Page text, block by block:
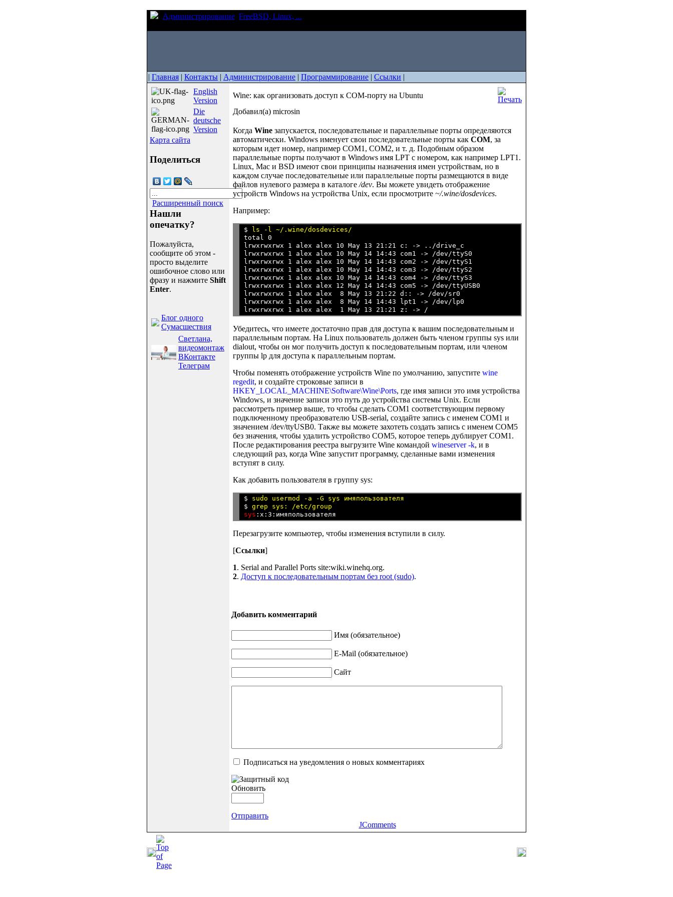
Администрирование FreeBSD, Linux, ...
| Главная | Контакты | Администрирование | Программирование | Ссылки |
English
Version
Die
deutsche
Version
Карта сайта
Поделиться
Расширенный поиск
Нашли
опечатку?
Пожалуйста,
сообщите об этом -
просто выделите
ошибочное слово или
фразу и нажмите Shift
Enter.
Блог одного
Сумасшествия
Светлана,
видеомонтаж
ВКонтакте
Телеграм
Wine: как организовать доступ к COM-порту на Ubuntu
Добавил(а) microsin
Когда Wine запускается, последовательные и параллельные порты определяются
автоматически. Windows именует свои последовательные порты как COM, за
которым идет номер, например COM1, COM2, и т. д. Подобным образом
параллельные порты получают в Windows имя LPT с номером, как например LPT1.
Linux, Mac и BSD имеют свои принципы назначения имен устройствам, но в
каждом случае последовательные или параллельные порты размещаются в виде
файлов нулевого размера в каталоге /dev. Вы можете увидеть отображение
устройств Windows на устройства Unix, если просмотрите ~/.wine/dosdevices.
Например:
$
ls -l ~/.wine/dosdevices/
total 0
lrwxrwxrwx 1 alex alex 10 May 13 21:21 c: -> ../drive_c
lrwxrwxrwx 1 alex alex 10 May 14 14:43 com1 -> /dev/ttyS0
lrwxrwxrwx 1 alex alex 10 May 14 14:43 com2 -> /dev/ttyS1
lrwxrwxrwx 1 alex alex 10 May 14 14:43 com3 -> /dev/ttyS2
lrwxrwxrwx 1 alex alex 10 May 14 14:43 com4 -> /dev/ttyS3
lrwxrwxrwx 1 alex alex 12 May 14 14:43 com5 -> /dev/ttyUSB0
lrwxrwxrwx 1 alex alex  8 May 13 21:22 d:: -> /dev/sr0
lrwxrwxrwx 1 alex alex  8 May 14 14:43 lpt1 -> /dev/lp0
Убедитесь, что имеете достаточно прав для доступа к вашим последовательным и
параллельным портам. На Linux пользователь должен быть членом группы sys или
dialout, чтобы он мог получить доступ к последовательным портам, или членом
группы lp для доступа к параллельным портам.
Чтобы поменять отображение устройств Wine по умолчанию, запустите wine
regedit, и создайте строковые записи в
HKEY_LOCAL_MACHINE\Software\Wine\Ports, где имя записи это имя устройства
Windows, и значение записи это путь до устройства системы Unix. Если
рассмотреть пример выше, то чтобы сделать COM1 соответствующим первому
подключенному преобразователю USB-serial, создайте запись с именем COM1 и
значением /dev/ttyUSB0. Также вы можете захотеть создать запись с именем COM5
без значения, чтобы удалить устройство COM5, которое теперь дублирует COM1.
После редактирования реестра выгрузите Wine командой wineserver -k, и в
следующий раз, когда Wine запустит программу, сделанные вами изменения
вступят в силу.
Как добавить пользователя в группу sys:
$ sudo usermod -a -G sys имяпользователя
$ grep sys: /etc/group
sys
Перезагрузите компьютер, чтобы изменения вступили в силу.
[Ссылки]
1. Serial and Parallel Ports site:wiki.winehq.org.
2. Доступ к последовательным портам без root (sudo).
Добавить комментарий
Имя (обязательное)
E-Mail (обязательное)
Сайт
Подписаться на уведомления о новых комментариях
Обновить
Отправить
JComments